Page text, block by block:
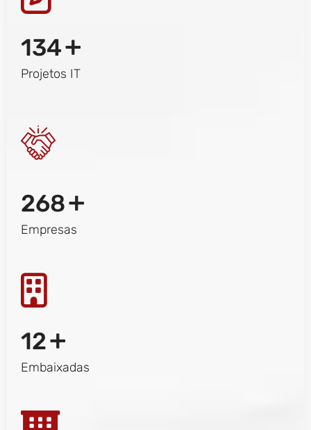
134+
Projetos IT
268+
Empresas
12+
Embaixadas